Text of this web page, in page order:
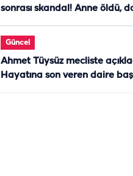
sonrası skandal! Anne öldü,
Güncel
Ahmet Tüysüz mecliste
Hayatına son veren daire